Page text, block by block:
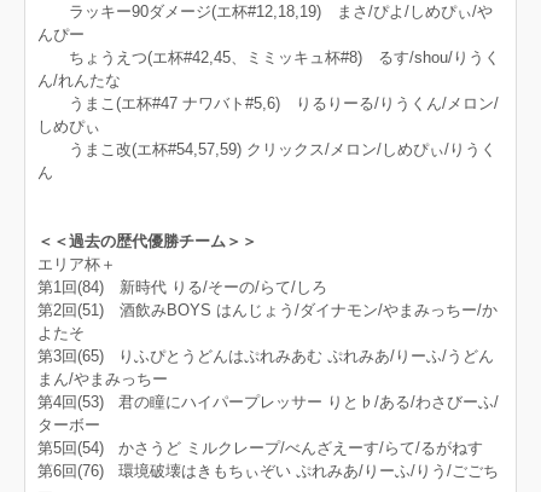
ラッキー90ダメージ(エ杯#12,18,19) まさ/ぴよ/しめぴぃ/や
んぴー
ちょうえつ(エ杯#42,45、ミミッキュ杯#8) るす/shou/りうく
ん/れんたな
うまこ(エ杯#47 ナワバト#5,6) りるりーる/りうくん/メロン/
しめぴぃ
うまこ改(エ杯#54,57,59) クリックス/メロン/しめぴぃ/りうく
ん
＜＜過去の歴代優勝チーム＞＞
エリア杯＋
第1回(84) 新時代 りる/そーの/らて/しろ
第2回(51) 酒飲みBOYS はんじょう/ダイナモン/やまみっちー/か
よたそ
第3回(65) りふぴとうどんはぷれみあむ ぷれみあ/りーふ/うどん
まん/やまみっちー
第4回(53) 君の瞳にハイパープレッサー りと♭/ある/わさびーふ/
ターボー
第5回(54) かさうど ミルクレープ/べんざえーす/らて/るがねす
第6回(76) 環境破壊はきもちぃぞい ぷれみあ/りーふ/りう/ごごち